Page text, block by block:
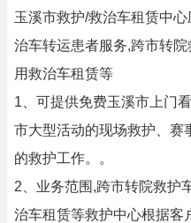
玉溪市救护/救治车租赁中
治车转运患者服务,跨市转
用救治车租赁等
1、可提供免费玉溪市上门
市大型活动的现场救护、赛
的救护工作。。
2、业务范围,跨市转院救护
治车租赁等救护中心根据客